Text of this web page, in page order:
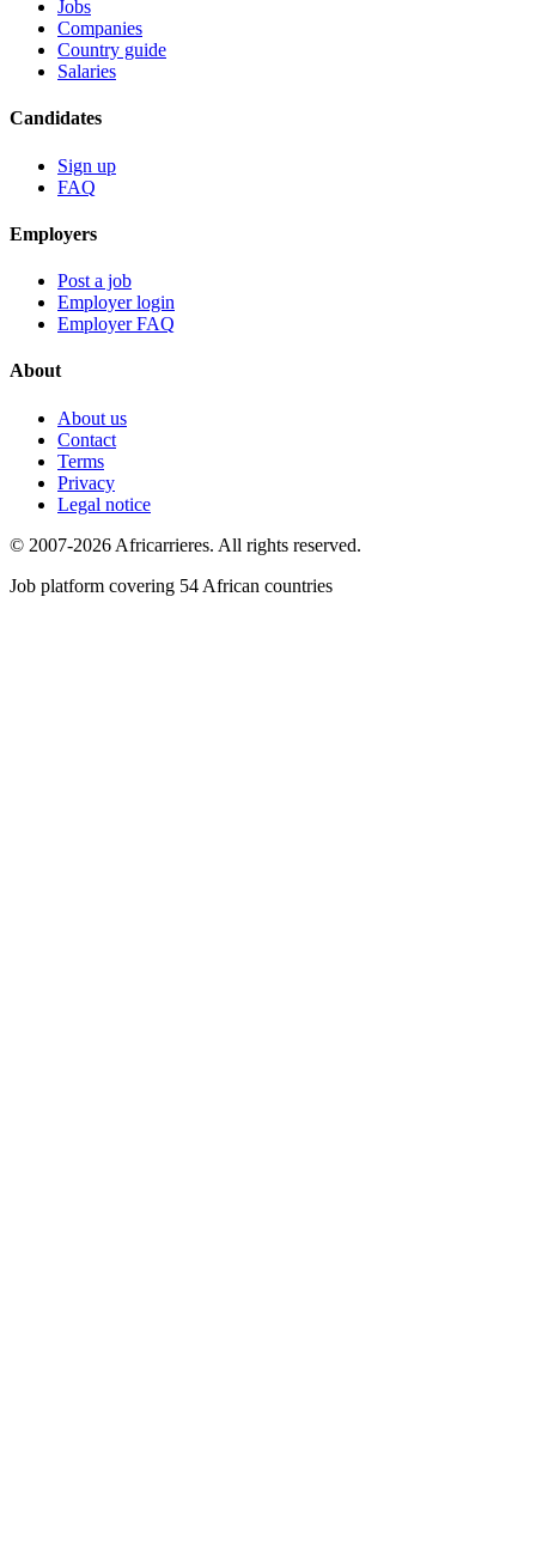
Jobs
Companies
Country guide
Salaries
Candidates
Sign up
FAQ
Employers
Post a job
Employer login
Employer FAQ
About
About us
Contact
Terms
Privacy
Legal notice
© 2007-2026 Africarrieres. All rights reserved.
Job platform covering 54 African countries